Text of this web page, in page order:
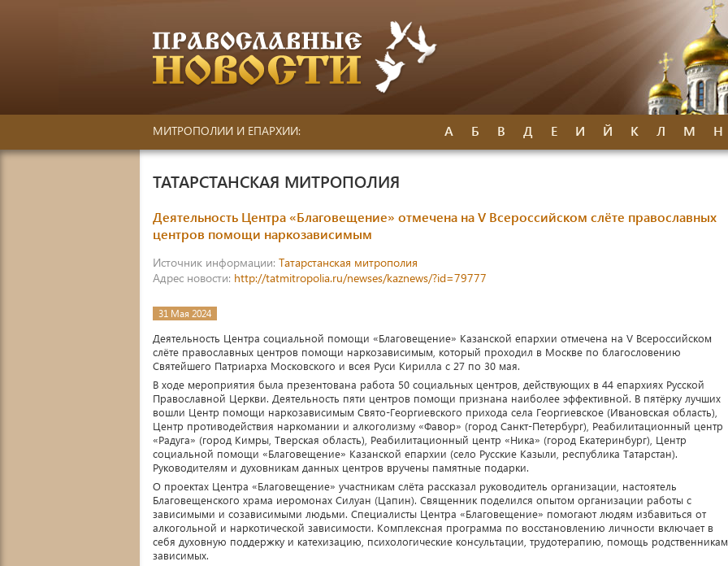
МИТРОПОЛИИ И ЕПАРХИИ: А Б В Д Е И Й К Л М Н
ТАТАРСТАНСКАЯ МИТРОПОЛИЯ
Деятельность Центра «Благовещение» отмечена на V Всероссийском слёте православных
центров помощи наркозависимым
Источник информации: Татарстанская митрополия
Адрес новости: http://tatmitropolia.ru/newses/kaznews/?id=79777
31 Мая 2024
Деятельность Центра социальной помощи «Благовещение» Казанской епархии отмечена на V Всероссийском
слёте православных центров помощи наркозависимым, который проходил в Москве по благословению
Святейшего Патриарха Московского и всея Руси Кирилла с 27 по 30 мая.
В ходе мероприятия была презентована работа 50 социальных центров, действующих в 44 епархиях Русской
Православной Церкви. Деятельность пяти центров помощи признана наиболее эффективной. В пятёрку лучших
вошли Центр помощи наркозависимым Свято-Георгиевского прихода села Георгиевское (Ивановская область),
Центр противодействия наркомании и алкоголизму «Фавор» (город Санкт-Петербург), Реабилитационный центр
«Радуга» (город Кимры, Тверская область), Реабилитационный центр «Ника» (город Екатеринбург), Центр
социальной помощи «Благовещение» Казанской епархии (село Русские Казыли, республика Татарстан).
Руководителям и духовникам данных центров вручены памятные подарки.
О проектах Центра «Благовещение» участникам слёта рассказал руководитель организации, настоятель
Благовещенского храма иеромонах Силуан (Цапин). Священник поделился опытом организации работы с
зависимыми и созависимыми людьми. Специалисты Центра «Благовещение» помогают людям избавиться от
алкогольной и наркотической зависимости. Комплексная программа по восстановлению личности включает в
себя духовную поддержку и катехизацию, психологические консультации, трудотерапию, помощь родственникам
зависимых.